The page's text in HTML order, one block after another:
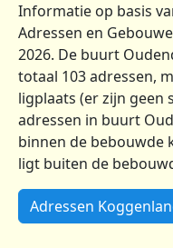
Informatie op basis
Adressen en
2026. De buurt
totaal 103 adressen,
ligplaats (er zijn geen
adressen in buurt
binnen de bebouwde
ligt buiten de
Adressen